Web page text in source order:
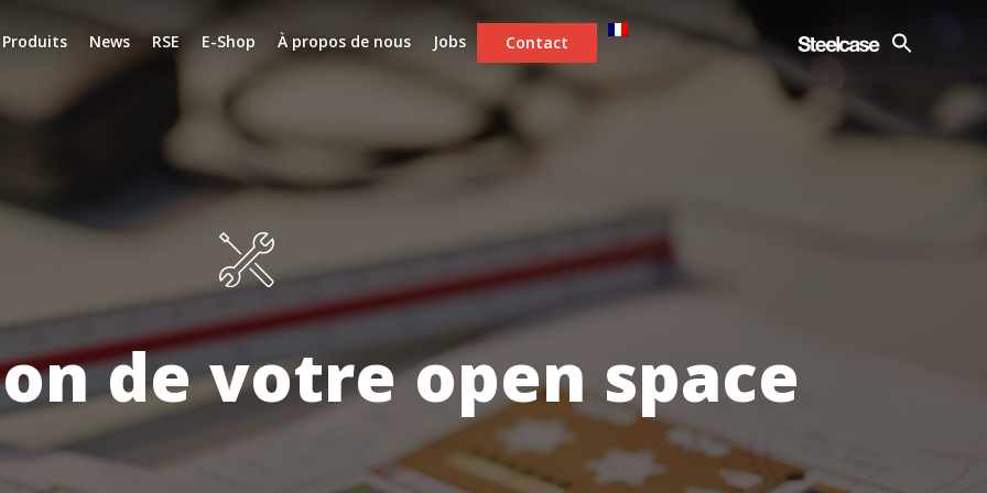
Produits News RSE E-Shop À propos de nous Jobs Contact
de votre open space